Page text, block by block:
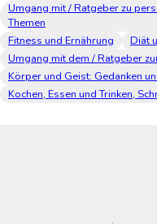
Umgang mit / Ratgeber zu
Themen
Fitness und Ernährung
Diät
Umgang mit dem / Ratgeber
Körper und Geist: Gedanken
Kochen, Essen und Trinken,